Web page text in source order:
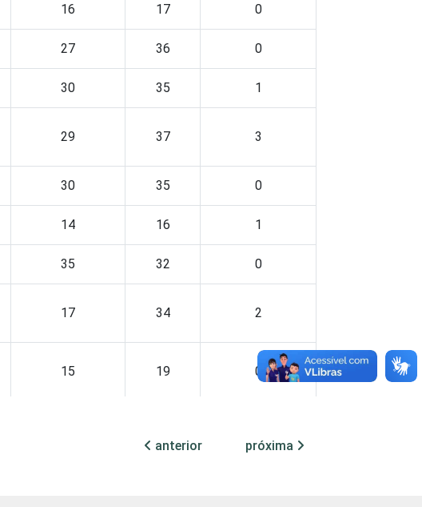
16 17 0
27 36 0
30 35 1
29 37 3
30 35 0
14 16 1
35 32 0
17 34 2
15 19 0
anterior próxima